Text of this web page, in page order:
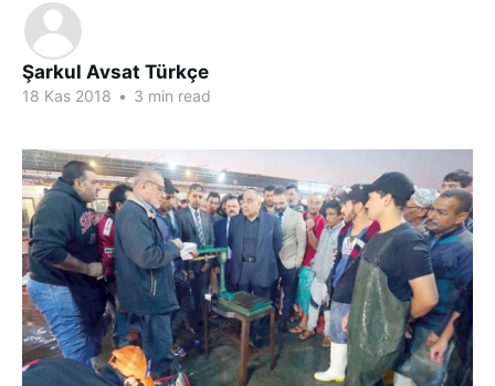
Şarkul Avsat Türkçe
18 Kas 2018 • 3 min read